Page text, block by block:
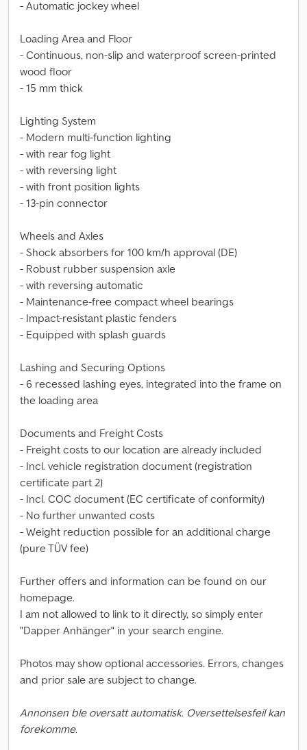
- Automatic jockey wheel
Loading Area and Floor
- Continuous, non-slip and waterproof screen-printed
wood floor
- 15 mm thick
Lighting System
- Modern multi-function lighting
- with rear fog light
- with reversing light
- with front position lights
- 13-pin connector
Wheels and Axles
- Shock absorbers for 100 km/h approval (DE)
- Robust rubber suspension axle
- with reversing automatic
- Maintenance-free compact wheel bearings
- Impact-resistant plastic fenders
- Equipped with splash guards
Lashing and Securing Options
- 6 recessed lashing eyes, integrated into the frame on
the loading area
Documents and Freight Costs
- Freight costs to our location are already included
- Incl. vehicle registration document (registration
certificate part 2)
- Incl. COC document (EC certificate of conformity)
- No further unwanted costs
- Weight reduction possible for an additional charge
(pure TÜV fee)
Further offers and information can be found on our
homepage.
I am not allowed to link to it directly, so simply enter
"Dapper Anhänger" in your search engine.
Photos may show optional accessories. Errors, changes
and prior sale are subject to change.
Annonsen ble oversatt automatisk. Oversettelsesfeil kan
forekomme.